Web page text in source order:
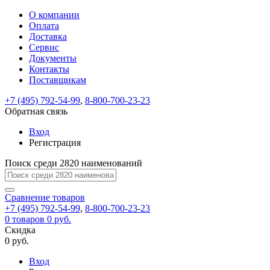
ВходРегистрация
Только
test@example.com
отправлена
по
ней
для
регистрации.
Ок
Только
Запомнить
меня
Забыли
Восстановление
пароля
Заполните
форму.
Мы
отправим
ссылку
на
указанный
электронный
адрес,
перейдя
по
которой
вы
новый
На
вашу
test@test.ru
отправлена
ссылка.
Перейдите
по
для
смены
пароля.
Введите
новый
пароль
Сменить
Пароль
успешно
Войти
Обратная
связь
Сообщение
пользовательского
соглашения
Ваше
сообщение
успешно
О компании
Оплата
Доставка
Сервис
Документы
Контакты
Поставщикам
+7 (495) 792-54-99, 8-800-700-23-23
Обратная связь
Вход
Регистрация
Поиск среди 2820 наименований
Сравнение товаров
+7 (495) 792-54-99, 8-800-700-23-23
0 товаров 0 руб.
Скидка
0 руб.
Вход